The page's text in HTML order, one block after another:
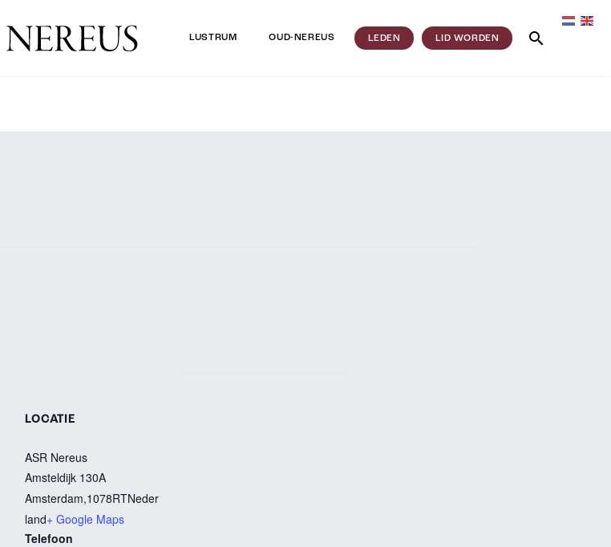
LUSTRUM OUD-NEREUS LEDEN LID WORDEN
LOCATIE
ASR Nereus
Amsteldijk 130A
Amsterdam,1078RTNeder
land+ Google Maps
Telefoon